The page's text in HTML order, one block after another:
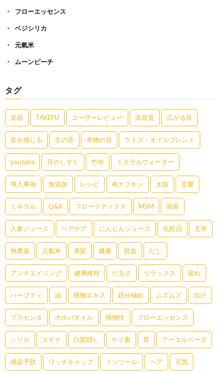
フローエッセンス
ベジシリカ
元氣米
ムーンピーチ
タグ
楽器 TAKEFU ユーザーレビュー 高音質 広がる音
音を感じる 生の音 本物の音 ウドズ・オイルブレンド
youtube 月のしずく 竹布 ミネラルウォーター
導入事例 無添加 レシピ 布ナプキン 太鼓 音響
ミネラル Q&A フローラディクス MSM 国産
人参ジュース ヘアケア にんじんジュース 化粧品 玄米
無農薬 元氣米 美髪 健康 貧血 だし
アンチエイジング 健康維持 だるさ リラックス 疲れ
ハーブティ 油 植物エキス 鉄分補給 ムズムズ 出汁
プラセンタ ホホバオイル 植物性 フローエッセンス
シリカ スギナ 白髪隠し ケイ素 骨 アーユルベーダ
感染予防 ワッチキャップ インソール ヘア 元気